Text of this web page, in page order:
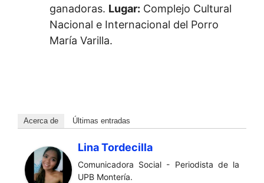
ganadoras. Lugar: Complejo Cultural
Nacional e Internacional del Porro
María Varilla.
Acerca de Últimas entradas
Lina Tordecilla
Comunicadora Social - Periodista de la
UPB Montería.